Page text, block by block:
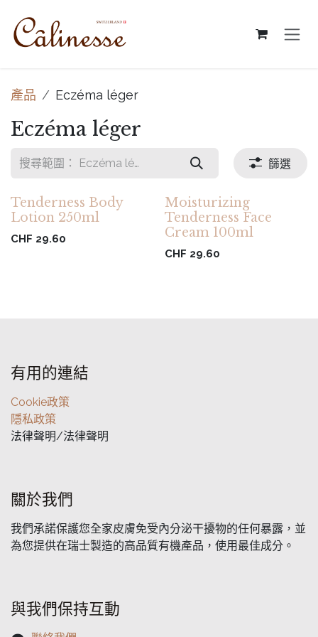
產品 Eczéma léger
Eczéma léger
篩選
Tenderness Body
Lotion 250ml
CHF 29.60
Moisturizing
Tenderness Face
Cream 100ml
CHF 29.60
有用的連結
Cookie政策
隱私政策
法律聲明/法律聲明
關於我們
我們承諾保護您全家皮膚免受內分泌干擾物的任何暴露，並
為您提供在瑞士製造的高品質有機產品，使用最佳成分。
與我們保持互動